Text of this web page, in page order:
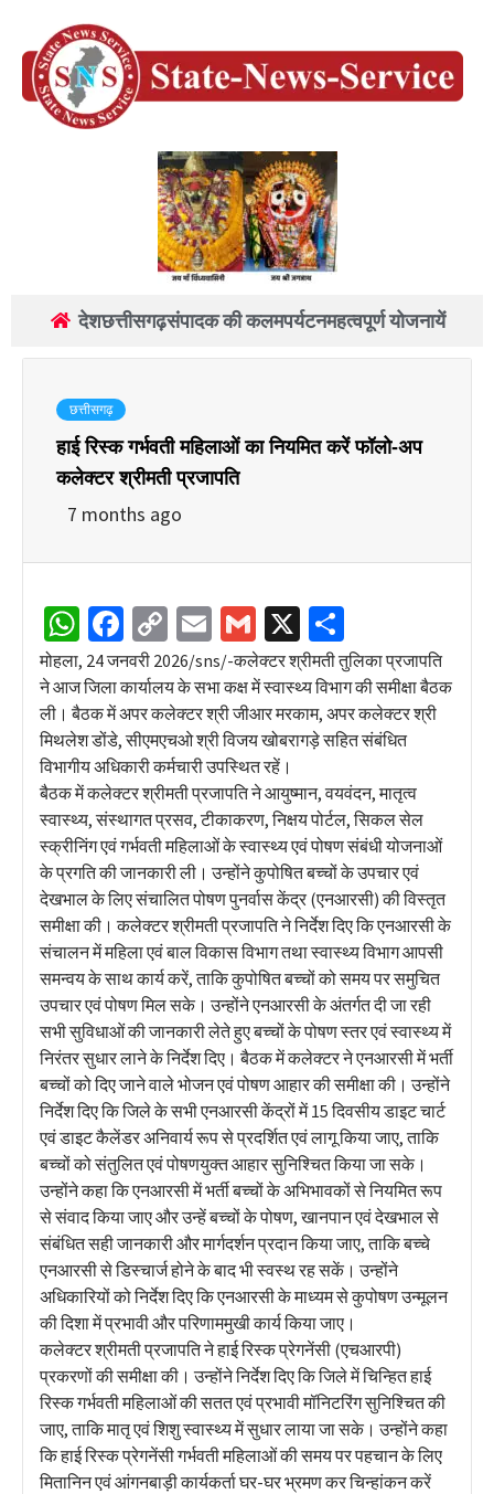
देशछत्तीसगढ़संपादक की कलमपर्यटनमहत्वपूर्ण योजनायें
छत्तीसगढ़
हाई रिस्क गर्भवती महिलाओं का नियमित करें फॉलो-अप
कलेक्टर श्रीमती प्रजापति
7 months ago
WhatsApp
Facebook
Copy
Link
EmailGmail
X
मोहला, 24 जनवरी 2026/sns/-कलेक्टर श्रीमती तुलिका प्रजापति
ने आज जिला कार्यालय के सभा कक्ष में स्वास्थ्य विभाग की समीक्षा बैठक
ली। बैठक में अपर कलेक्टर श्री जीआर मरकाम, अपर कलेक्टर श्री
मिथलेश डोंडे, सीएमएचओ श्री विजय खोबरागड़े सहित संबंधित
विभागीय अधिकारी कर्मचारी उपस्थित रहें।
बैठक में कलेक्टर श्रीमती प्रजापति ने आयुष्मान, वयवंदन, मातृत्व
स्वास्थ्य, संस्थागत प्रसव, टीकाकरण, निक्षय पोर्टल, सिकल सेल
स्क्रीनिंग एवं गर्भवती महिलाओं के स्वास्थ्य एवं पोषण संबंधी योजनाओं
के प्रगति की जानकारी ली। उन्होंने कुपोषित बच्चों के उपचार एवं
देखभाल के लिए संचालित पोषण पुनर्वास केंद्र (एनआरसी) की विस्तृत
समीक्षा की। कलेक्टर श्रीमती प्रजापति ने निर्देश दिए कि एनआरसी के
संचालन में महिला एवं बाल विकास विभाग तथा स्वास्थ्य विभाग आपसी
समन्वय के साथ कार्य करें, ताकि कुपोषित बच्चों को समय पर समुचित
उपचार एवं पोषण मिल सके। उन्होंने एनआरसी के अंतर्गत दी जा रही
सभी सुविधाओं की जानकारी लेते हुए बच्चों के पोषण स्तर एवं स्वास्थ्य में
निरंतर सुधार लाने के निर्देश दिए। बैठक में कलेक्टर ने एनआरसी में भर्ती
बच्चों को दिए जाने वाले भोजन एवं पोषण आहार की समीक्षा की। उन्होंने
निर्देश दिए कि जिले के सभी एनआरसी केंद्रों में 15 दिवसीय डाइट चार्ट
एवं डाइट कैलेंडर अनिवार्य रूप से प्रदर्शित एवं लागू किया जाए, ताकि
बच्चों को संतुलित एवं पोषणयुक्त आहार सुनिश्चित किया जा सके।
उन्होंने कहा कि एनआरसी में भर्ती बच्चों के अभिभावकों से नियमित रूप
से संवाद किया जाए और उन्हें बच्चों के पोषण, खानपान एवं देखभाल से
संबंधित सही जानकारी और मार्गदर्शन प्रदान किया जाए, ताकि बच्चे
एनआरसी से डिस्चार्ज होने के बाद भी स्वस्थ रह सकें। उन्होंने
अधिकारियों को निर्देश दिए कि एनआरसी के माध्यम से कुपोषण उन्मूलन
की दिशा में प्रभावी और परिणाममुखी कार्य किया जाए।
कलेक्टर श्रीमती प्रजापति ने हाई रिस्क प्रेगनेंसी (एचआरपी)
प्रकरणों की समीक्षा की। उन्होंने निर्देश दिए कि जिले में चिन्हित हाई
रिस्क गर्भवती महिलाओं की सतत एवं प्रभावी मॉनिटरिंग सुनिश्चित की
जाए, ताकि मातृ एवं शिशु स्वास्थ्य में सुधार लाया जा सके। उन्होंने कहा
कि हाई रिस्क प्रेगनेंसी गर्भवती महिलाओं की समय पर पहचान के लिए
मितानिन एवं आंगनबाड़ी कार्यकर्ता घर-घर भ्रमण कर चिन्हांकन करें